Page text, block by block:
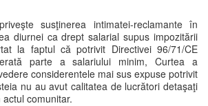
susţinerea intimatei-reclamante în
diurnei ca drept salarial supus impozitării
la faptul că potrivit Directivei 96/71/CE
parte a salariului minim, Curtea a
considerentele mai sus expuse potrivit
nu au avut calitatea de lucrători detaşaţi
comunitar.